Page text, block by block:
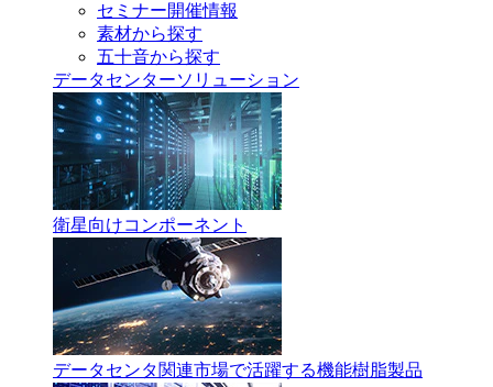
セミナー開催情報
素材から探す
五十音から探す
データセンターソリューション
衛星向けコンポーネント
データセンタ関連市場で活躍する機能樹脂製品